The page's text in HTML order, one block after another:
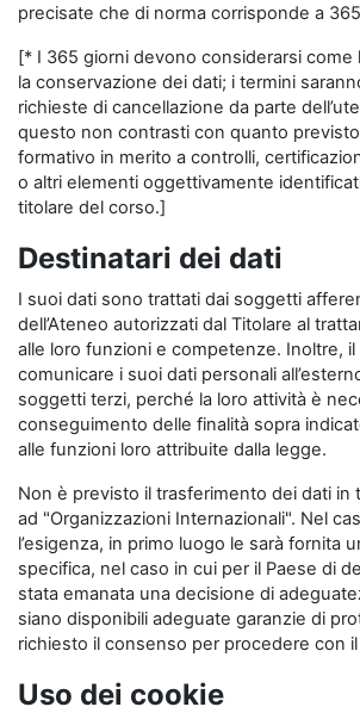
precisate che di norma corrisponde a
[* I 365 giorni devono considerarsi come
la conservazione dei dati; i termini
richieste di cancellazione da parte
questo non contrasti con quanto
formativo in merito a controlli,
o altri elementi oggettivamente
titolare del corso.]
Destinatari dei dati
I suoi dati sono trattati dai soggetti
dell’Ateneo autorizzati dal Titolare al
alle loro funzioni e competenze. Inoltre, il
comunicare i suoi dati personali
soggetti terzi, perché la loro attività è
conseguimento delle finalità sopra
alle funzioni loro attribuite dalla legge.
Non è previsto il trasferimento dei dati in
ad "Organizzazioni Internazionali". Nel
l’esigenza, in primo luogo le sarà fornita
specifica, nel caso in cui per il Paese di
stata emanata una decisione di
siano disponibili adeguate garanzie di
richiesto il consenso per procedere con
Uso dei cookie